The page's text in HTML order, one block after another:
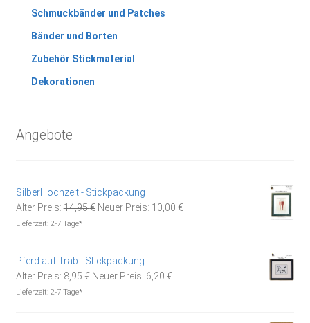
Schmuckbänder und Patches
Bänder und Borten
Zubehör Stickmaterial
Dekorationen
Angebote
SilberHochzeit - Stickpackung
Alter Preis: 14,95€ Ursprünglicher
Neuer Preis: 10,00 €Aktueller
Lieferzeit: 2-7 Tage*
Pferd auf Trab - Stickpackung
Alter Preis: 8,95€ Ursprünglicher
Neuer Preis: 6,20 €Aktueller
Lieferzeit: 2-7 Tage*